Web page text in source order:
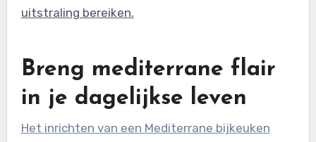
uitstraling bereiken.
Breng mediterrane flair
in je dagelijkse leven
Het inrichten van een Mediterrane bijkeuken